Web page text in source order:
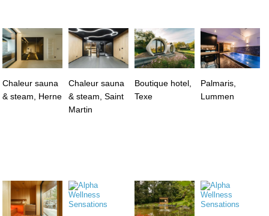
Chaleur sauna
& steam, Herne
Chaleur sauna
& steam, Saint
Martin
Boutique hotel,
Texe
Palmaris,
Lummen